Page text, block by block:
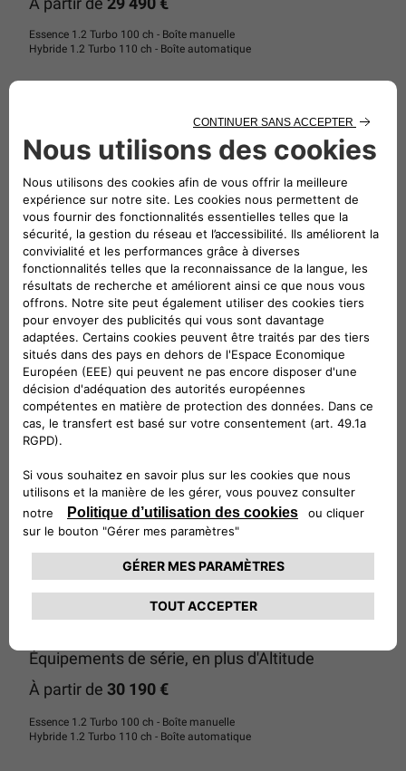
Essence 1.2 Turbo 100 ch - Boîte manuelle
Hybride 1.2 Turbo 110 ch - Boîte automatique
• Inserts de pare-chocs avant coloris or
• Projecteurs antibrouillard à LED avec fonction cornering
• Projecteurs Matrix LED
• Rétroviseurs extérieurs Gloss Black
INTÉRIEUR
• Éclairage d'ambiance multicolore à LED
• Sellerie mixte tissu/TEP noir/tartan 85thAnniversary
CONFORT ET TECHNOLOGIE
• Caméra 360°
CONFIGUREZ ESSENCE
CONFIGUREZ e-HYBRID
Équipements de série, en plus d'Altitude
À partir de 30 190 €
Essence 1.2 Turbo 100 ch - Boîte manuelle
Hybride 1.2 Turbo 110 ch - Boîte automatique